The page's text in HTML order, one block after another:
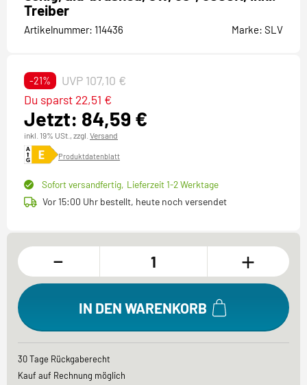
Treiber
Artikelnummer: 114436 Marke: SLV
-21% UVP 107,10 €
Jetzt: 84,59 €
Du sparst 22,51 €
inkl. 19% USt., zzgl. Versand
Produktdatenblatt
Sofort versandfertig, Lieferzeit 1-2 Werktage
Vor 15:00 Uhr bestellt, heute noch versendet
- +
IN DEN WARENKORB
30 Tage Rückgaberecht
Kauf auf Rechnung möglich